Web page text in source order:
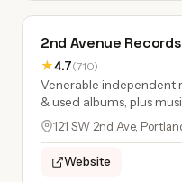
2nd Avenue Records
★4.7(710)
Venerable independent
& used albums, plus
121 SW 2nd Ave,
Website